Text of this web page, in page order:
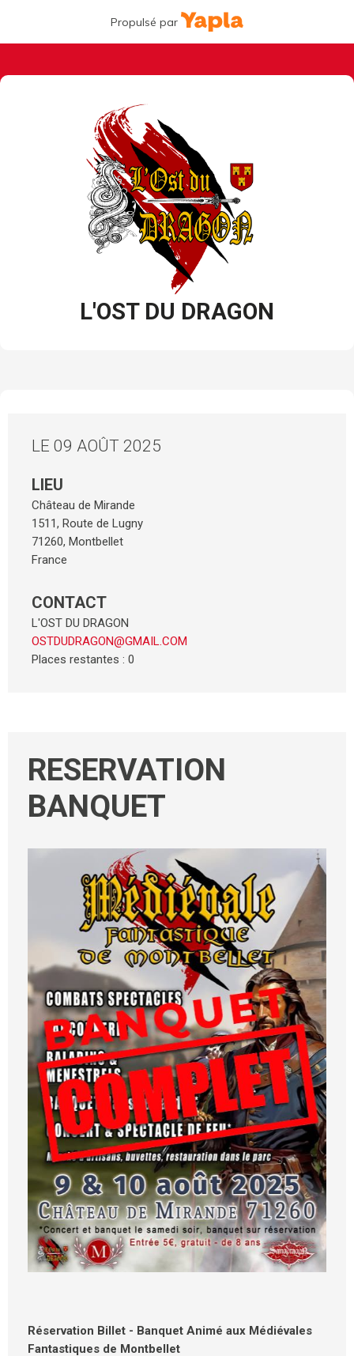
Propulsé par
L'OST DU DRAGON
LE 09 AOÛT 2025
LIEU
Château de Mirande
1511, Route de Lugny
71260, Montbellet
France
CONTACT
L'OST DU DRAGON
OSTDUDRAGON@GMAIL.COM
Places restantes : 0
RESERVATION
BANQUET
Réservation Billet - Banquet Animé aux Médiévales
Fantastiques de Montbellet